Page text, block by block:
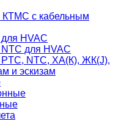
КТМС с кабельным
HVAC
для HVAC
PTС, NTC, ХА(К), ЖК(J),
и эскизам